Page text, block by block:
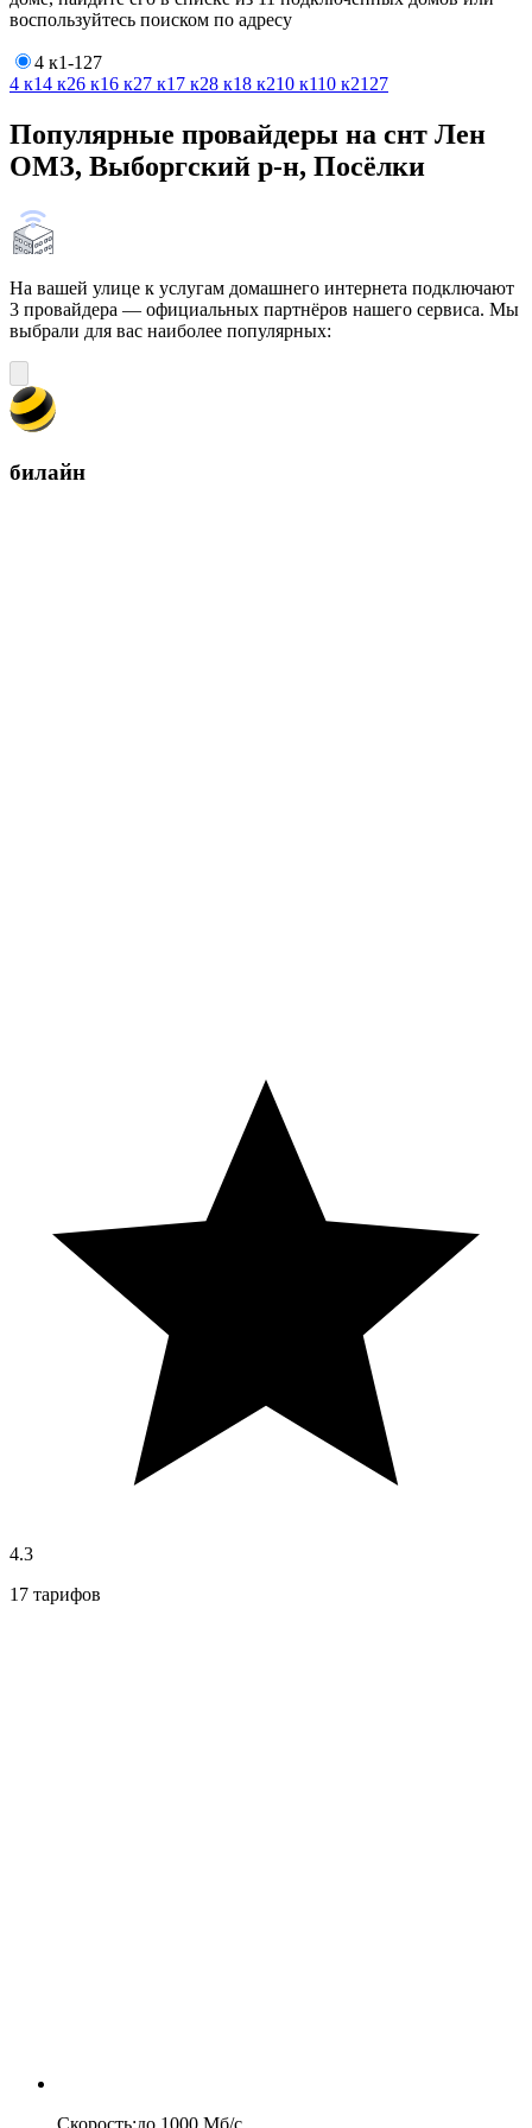
воспользуйтесь поиском по адресу
4 к1-127
4 к14 к26 к16 к27 к1 7 к28 к18 к210 к110 к2127
Популярные провайдеры на снт Лен
ОМЗ, Выборгский р-н, Посёлки
На вашей улице к услугам домашнего интернета подключают
3 провайдера — официальных партнёров нашего сервиса. Мы
выбрали для вас наиболее популярных:
билайн
4.3
17 тарифов
Скорость:до 1000 Мб/c